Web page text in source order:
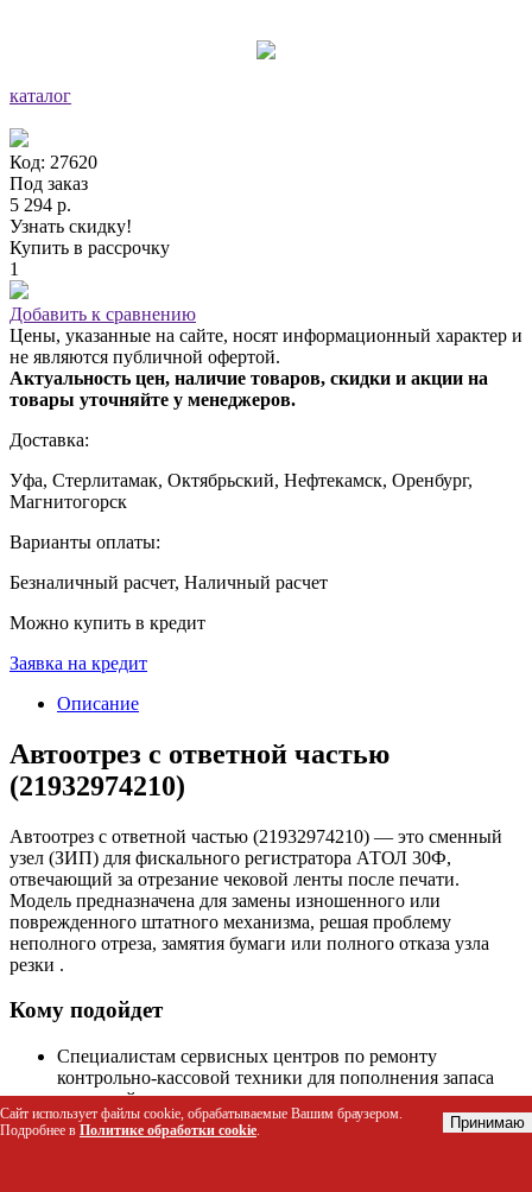
каталог
Код: 27620
Под заказ
5 294 р.
Узнать скидку!
Купить в рассрочку
1
Добавить к сравнению
Цены, указанные на сайте, носят информационный характер и
не являются публичной офертой.
Актуальность цен, наличие товаров, скидки и акции на
товары уточняйте у менеджеров.
Доставка:
Уфа, Стерлитамак, Октябрьский, Нефтекамск, Оренбург,
Магнитогорск
Варианты оплаты:
Безналичный расчет, Наличный расчет
Можно купить в кредит
Заявка на кредит
Описание
Автоотрез с ответной частью
(21932974210)
Автоотрез с ответной частью (21932974210) — это сменный
узел (ЗИП) для фискального регистратора АТОЛ 30Ф,
отвечающий за отрезание чековой ленты после печати.
Модель предназначена для замены изношенного или
поврежденного штатного механизма, решая проблему
неполного отреза, замятия бумаги или полного отказа узла
резки .
Кому подойдет
Специалистам сервисных центров по ремонту
контрольно-кассовой техники для пополнения запаса
запчастей.
Техническим специалистам на предприятиях для
восстановления работоспособности кассового парка.
Сайт использует файлы cookie, обрабатываемые Вашим браузером.
Подробнее в Политике обработки cookie. Принимаю